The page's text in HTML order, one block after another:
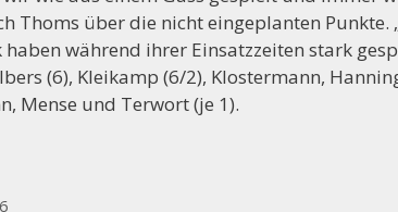
Thoms über die nicht eingeplanten Punkte.
während ihrer Einsatzzeiten stark
(6), Kleikamp (6/2), Klostermann,
Mense und Terwort (je 1).